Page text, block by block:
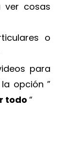
ver cosas
o
para
opción ”
todo“